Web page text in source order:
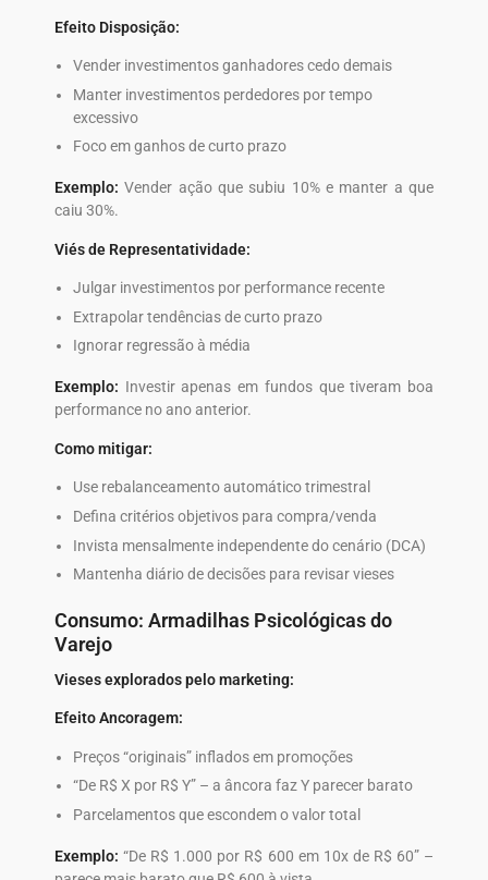
Efeito Disposição:
Vender investimentos ganhadores cedo demais
Manter investimentos perdedores por tempo
excessivo
Foco em ganhos de curto prazo
Exemplo: Vender ação que subiu 10% e manter a que
caiu 30%.
Viés de Representatividade:
Julgar investimentos por performance recente
Extrapolar tendências de curto prazo
Ignorar regressão à média
Exemplo: Investir apenas em fundos que tiveram boa
performance no ano anterior.
Como mitigar:
Use rebalanceamento automático trimestral
Defina critérios objetivos para compra/venda
Invista mensalmente independente do cenário (DCA)
Mantenha diário de decisões para revisar vieses
Consumo: Armadilhas Psicológicas do
Varejo
Vieses explorados pelo marketing:
Efeito Ancoragem:
Preços “originais” inflados em promoções
“De R$ X por R$ Y” – a âncora faz Y parecer barato
Parcelamentos que escondem o valor total
Exemplo: “De R$ 1.000 por R$ 600 em 10x de R$ 60” –